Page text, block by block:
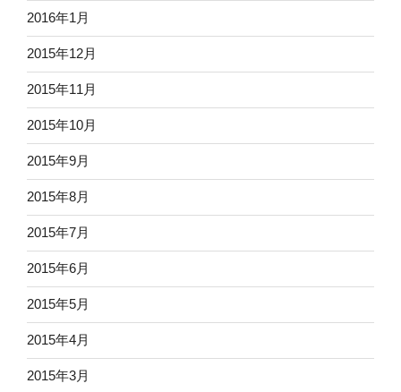
2016年1月
2015年12月
2015年11月
2015年10月
2015年9月
2015年8月
2015年7月
2015年6月
2015年5月
2015年4月
2015年3月